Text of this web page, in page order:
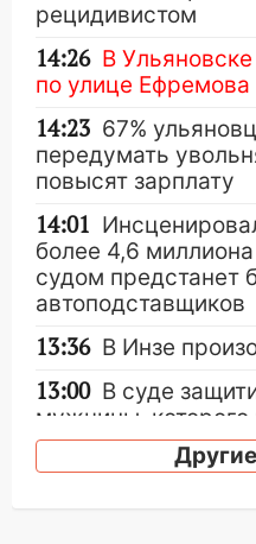
рецидивистом
14:26 В
по улице Ефремова
14:23 67%
передумать
повысят зарплату
14:01
более 4,6
судом предстанет
автоподставщиков
13:36 В Инзе
13:00 В суде
мужчины, которого
обвиняли в
животными